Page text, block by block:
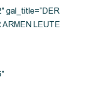
gal_title=”DER
ARMEN LEUTE